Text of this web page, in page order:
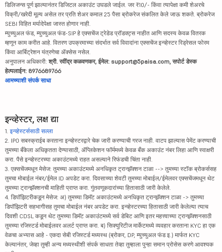
डिलिजन्स पूर्ण झाल्यानंतर डिजिटल अकाउंट उघडले जाईल. जर ₹10/- किंवा त्यापेक्षा कमी शेअरचे
विक्री/खरेदी मूल्य असेल तर प्रति शेअर कमाल 25 पैसा ब्रोकरेज संकलित केले जाऊ शकते. ब्रोकरेज
SEBI विहित मर्यादेपेक्षा जास्त होणार नाही.
म्युच्युअल फंड, म्युच्युअल फंड-SIP हे एक्सचेंज ट्रेडेड प्रॉडक्ट्स नाहीत आणि सदस्य केवळ वितरक
म्हणून काम करीत आहे. वितरण उपक्रमाच्या संदर्भात सर्व विवादांना एक्सचेंज इन्व्हेस्टर रिड्रेसल फोरम
किंवा आर्बिट्रेशन यंत्रणेचा ॲक्सेस नसेल.
अनुपालन अधिकारी: श्री. रवींद्र कळवणकर, ईमेल: support@5paisa.com, सपोर्ट डेस्क
हेल्पलाईन: 8976689766
आमच्याशी संपर्क साधा
इन्व्हेस्टर, लक्ष द्या
1. इन्व्हेस्टर्ससाठी सल्ला
2. IPO सबस्क्राईब करताना इन्व्हेस्टरद्वारे चेक जारी करण्याची गरज नाही. वाटप झाल्यास पेमेंट करण्याची
तुमच्या बँकेला अधिकृतता देण्यासाठी, ॲप्लिकेशन फॉर्ममध्ये केवळ बँक अकाउंट नंबर लिहा आणि स्वाक्षरी
करा. पैसे इन्व्हेस्टरच्या अकाउंटमध्ये राहत असल्याने रिफंडची चिंता नाही.
3. एक्सचेंजमधून मेसेज: तुमच्या अकाउंटमध्ये अनधिकृत ट्रान्झॅक्शन टाळा --> तुमच्या स्टॉक ब्रोकर्ससह
तुमचा मोबाईल नंबर/ईमेल ID अपडेट करा. दिवसाच्या शेवटी तुमच्या मोबाईल/ईमेलवर एक्सचेंजमधून थेट
तुमच्या ट्रान्झॅक्शनची माहिती प्राप्त करा. गुंतवणूकदारांच्या हितासाठी जारी केलेले.
4. डिपॉझिटरीकडून मेसेज: अ) तुमच्या डिमॅट अकाउंटमध्ये अनधिकृत ट्रान्झॅक्शन टाळा -> तुमच्या
डिपॉझिटरी सहभागीसह तुमचा मोबाईल नंबर अपडेट करा. इन्व्हेस्टरच्या हितासाठी जारी केलेल्या त्याच
दिवशी CDSL कडून थेट तुमच्या डिमॅट अकाउंटमध्ये सर्व डेबिट आणि इतर महत्त्वाच्या ट्रान्झॅक्शनसाठी
तुमच्या रजिस्टर्ड मोबाईलवर अलर्ट प्राप्त करा. ब) सिक्युरिटीज मार्केटमध्ये व्यवहार करताना KYC हा एक
वेळचा अभ्यास आहे - एकदा सेबी रजिस्टर्ड मध्यस्थ (ब्रोकर, DP, म्युच्युअल फंड इ.) मार्फत KYC
केल्यानंतर, जेव्हा तुम्ही अन्य मध्यस्थीशी संपर्क साधता तेव्हा तुम्हाला पुन्हा समान प्रोसेस करणे आवश्यक